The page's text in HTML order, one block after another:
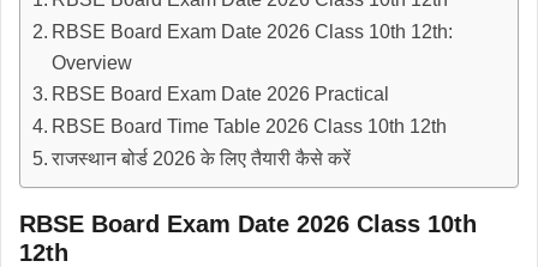
RBSE Board Exam Date 2026 Class 10th 12th:
Overview
RBSE Board Exam Date 2026 Practical
RBSE Board Time Table 2026 Class 10th 12th
राजस्थान बोर्ड 2026 के लिए तैयारी कैसे करें
RBSE Board Exam Date 2026 Class 10th
12th